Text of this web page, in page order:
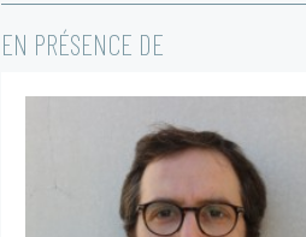
EN PRÉSENCE DE